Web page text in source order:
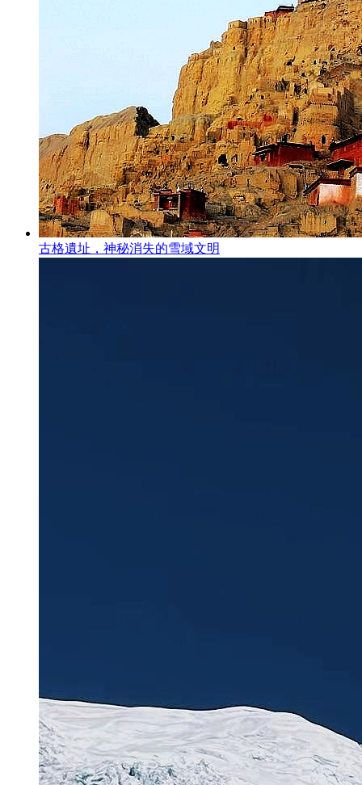
古格遺址，神秘消失的雪域文明